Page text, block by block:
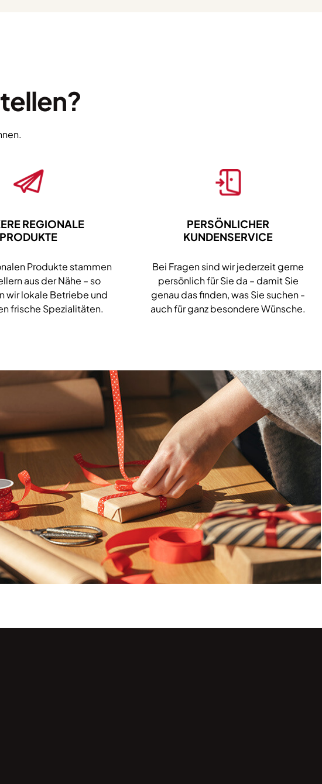
REGIONALE
PRODUKTE
Produkte stammen
aus der Nähe – so
wir lokale Betriebe und
frische Spezialitäten.
PERSÖNLICHER
KUNDENSERVICE
Bei Fragen sind wir jederzeit gerne
persönlich für Sie da – damit Sie
genau das finden, was Sie suchen -
auch für ganz besondere Wünsche.